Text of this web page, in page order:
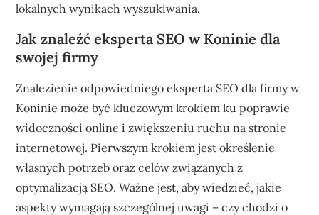
lokalnych wynikach wyszukiwania.
Jak znaleźć eksperta SEO w Koninie dla
swojej firmy
Znalezienie odpowiedniego eksperta SEO dla firmy w
Koninie może być kluczowym krokiem ku poprawie
widoczności online i zwiększeniu ruchu na stronie
internetowej. Pierwszym krokiem jest określenie
własnych potrzeb oraz celów związanych z
optymalizacją SEO. Ważne jest, aby wiedzieć, jakie
aspekty wymagają szczególnej uwagi – czy chodzi o